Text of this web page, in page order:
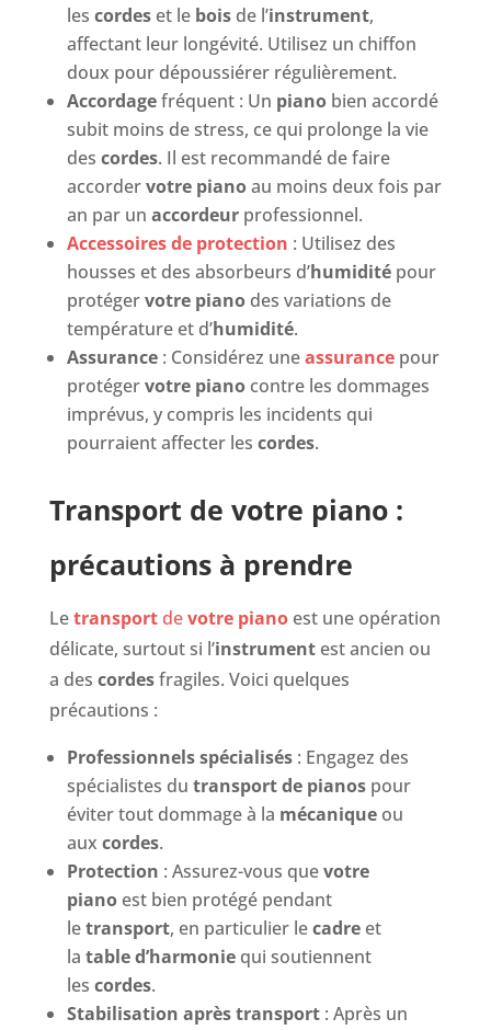
les cordeset le boisde l’instrument,
affectant leur longévité. Utilisez un chiffon
doux pour dépoussiérer régulièrement.
Accordagefréquent : Un pianobien accordé
subit moins de stress, ce qui prolonge la vie
des cordes. Il est recommandé de faire
accordervotre pianoau moins deux fois par
an par un accordeurprofessionnel.
Accessoires de protection : Utilisez des
housses et des absorbeurs d’humiditépour
protégervotre pianodes variations de
température et d’humidité.
Assurance: Considérez uneassurancepour
protégervotre pianocontre les dommages
imprévus, y compris les incidents qui
pourraient affecter les cordes.
Transport de votre piano :
précautions à prendre
Letransportdevotre pianoest une opération
délicate, surtout si l’instrumentest ancien ou
a des cordesfragiles. Voici quelques
précautions :
Professionnels spécialisés: Engagez des
spécialistes du transport de pianospour
éviter tout dommage à la mécaniqueou
aux cordes.
Protection : Assurez-vous quevotre
pianoest bien protégé pendant
letransport, en particulier lecadreet
la table d’harmoniequi soutiennent
les cordes.
Stabilisation après transport: Après un